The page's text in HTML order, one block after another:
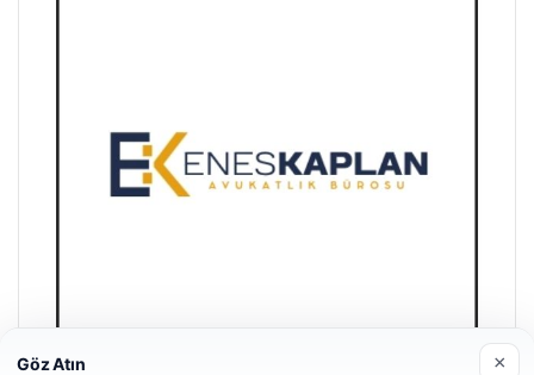
Göz Atın ×